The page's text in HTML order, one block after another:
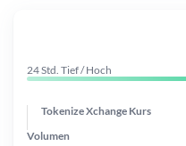
24 Std. Tief / Hoch
Tokenize Xchange Kurs
Volumen